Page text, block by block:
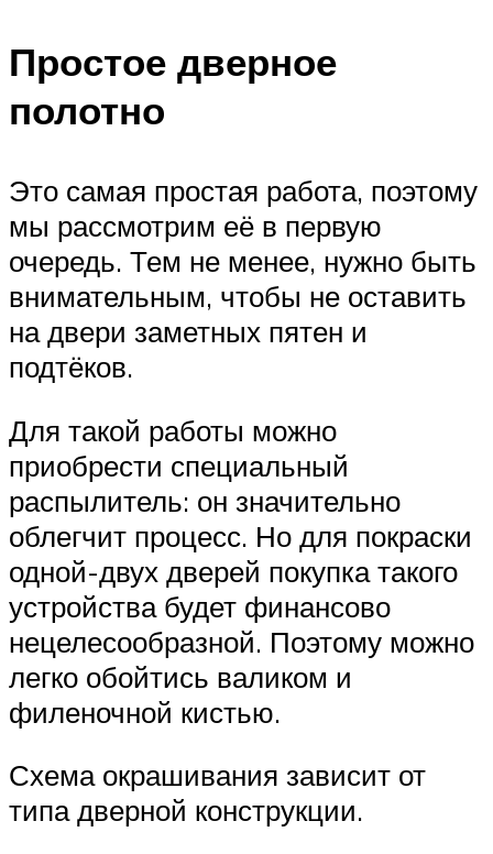
Простое дверное
полотно
Это самая простая работа, поэтому
мы рассмотрим её в первую
очередь. Тем не менее, нужно быть
внимательным, чтобы не оставить
на двери заметных пятен и
подтёков.
Для такой работы можно
приобрести специальный
распылитель: он значительно
облегчит процесс. Но для покраски
одной-двух дверей покупка такого
устройства будет финансово
нецелесообразной. Поэтому можно
легко обойтись валиком и
филеночной кистью.
Схема окрашивания зависит от
типа дверной конструкции.